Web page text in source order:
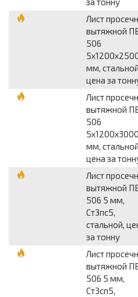
Лист
вытяжной
506
мм,
цена за
Лист
вытяжной
506
5х1200х3000
мм,
цена за
Лист
вытяжной
506 5 мм,
Ст3пс5,
стальной,
за тонну
Лист
вытяжной
506 5 мм,
Ст3сп5,